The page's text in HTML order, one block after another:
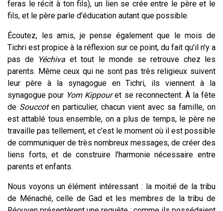
feras le récit à ton fils), un lien se crée entre le père et le
fils, et le père parle d'éducation autant que possible.
Écoutez, les amis, je pense également que le mois de
Tichri est propice à la réflexion sur ce point, du fait qu'il n'y a
pas de Yéchiva et tout le monde se retrouve chez les
parents. Même ceux qui ne sont pas très religieux suivent
leur père à la synagogue en Tichri, ils viennent à la
synagogue pour Yom Kippouret se reconnectent. À la fête
de Souccoten particulier, chacun vient avec sa famille, on
est attablé tous ensemble, on a plus de temps, le père ne
travaille pas tellement, et c'est le moment où il est possible
de communiquer de très nombreux messages, de créer des
liens forts, et de construire l'harmonie nécessaire entre
parents et enfants.
Nous voyons un élément intéressant : la moitié de la tribu
de Ménaché, celle de Gad et les membres de la tribu de